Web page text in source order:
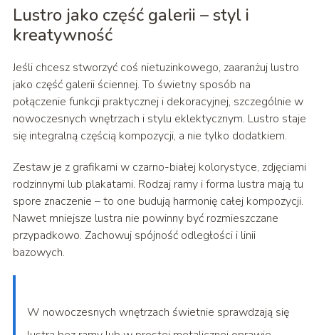
Lustro jako część galerii – styl i
kreatywność
Jeśli chcesz stworzyć coś nietuzinkowego, zaaranżuj lustro
jako część galerii ściennej. To świetny sposób na
połączenie funkcji praktycznej i dekoracyjnej, szczególnie w
nowoczesnych wnętrzach i stylu eklektycznym. Lustro staje
się integralną częścią kompozycji, a nie tylko dodatkiem.
Zestaw je z grafikami w czarno-białej kolorystyce, zdjęciami
rodzinnymi lub plakatami. Rodzaj ramy i forma lustra mają tu
spore znaczenie – to one budują harmonię całej kompozycji.
Nawet mniejsze lustra nie powinny być rozmieszczane
przypadkowo. Zachowuj spójność odległości i linii
bazowych.
W nowoczesnych wnętrzach świetnie sprawdzają się